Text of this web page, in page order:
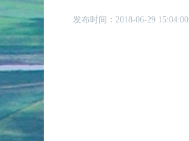
发布时间：2018-06-29 15:04:00